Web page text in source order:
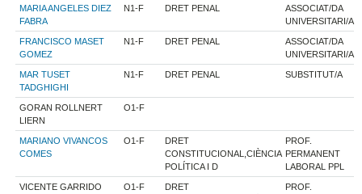
MARIA ANGELES DIEZ
FABRA
N1-F DRET PENAL
ASSOCIAT/DA
UNIVERSITARI/A
FRANCISCO MASET
GOMEZ
N1-F DRET PENAL
ASSOCIAT/DA
UNIVERSITARI/A
MAR TUSET
TADGHIGHI
N1-F DRET PENAL SUBSTITUT/A
GORAN ROLLNERT
LIERN
O1-F
MARIANO VIVANCOS
COMES
O1-F
DRET
CONSTITUCIONAL,CIÈNCIA
POLÍTICA I D
PROF.
PERMANENT
LABORAL PPL
VICENTE GARRIDO
O1-F
DRET
PROF.